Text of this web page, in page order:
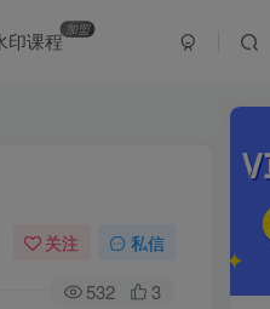
印课程 加盟
关注 私信
532 3